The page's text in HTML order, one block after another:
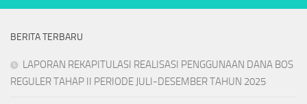
BERITA TERBARU
LAPORAN REKAPITULASI REALISASI PENGGUNAAN DANA BOS
REGULER TAHAP II PERIODE JULI-DESEMBER TAHUN 2025